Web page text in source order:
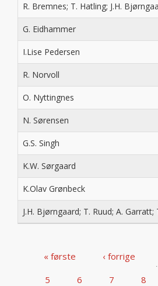
R. Bremnes; T. Hatling; J.H.
G. Eidhammer
I.Lise Pedersen
R. Norvoll
O. Nyttingnes
N. Sørensen
G.S. Singh
K.W. Sørgaard
K.Olav Grønbeck
J.H. Bjørngaard; T. Ruud; A. Garratt;
« første ‹ forrige
5
6 7 8